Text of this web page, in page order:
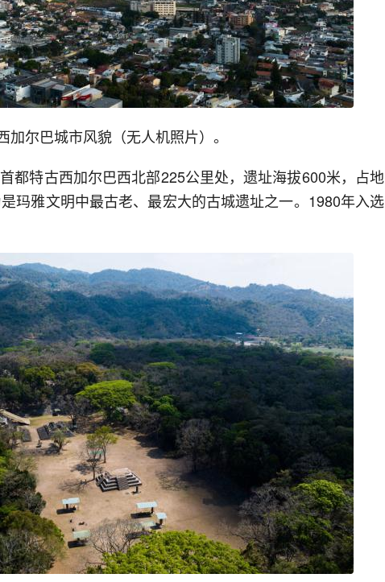
尔巴城市风貌（无人机照片）。
都特古西加尔巴西北部225公里处，遗址海拔600米，占地
玛雅文明中最古老、最宏大的古城遗址之一。1980年入选